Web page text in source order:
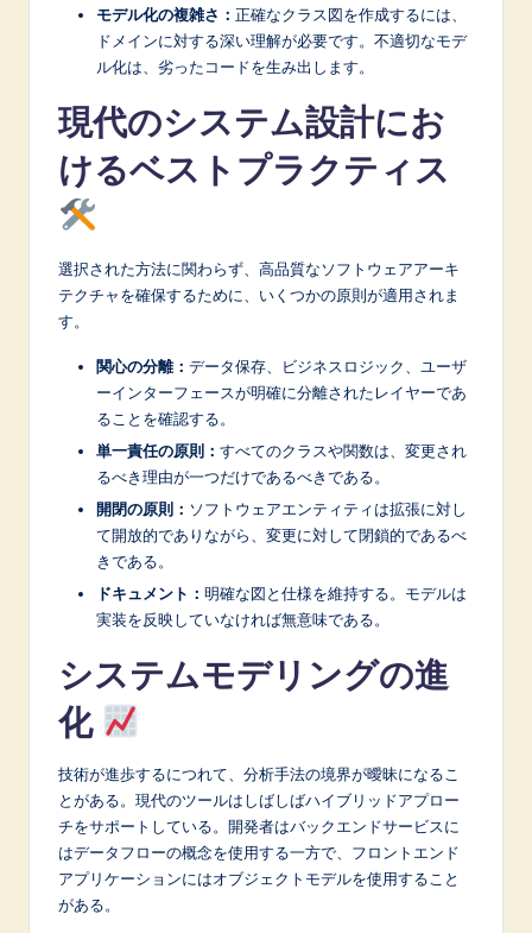
モデル化の複雑さ： 正確なクラス図を作成するには、
ドメインに対する深い理解が必要です。不適切なモデ
ル化は、劣ったコードを生み出します。
現代のシステム設計にお
けるベストプラクティス
選択された方法に関わらず、高品質なソフトウェアアーキ
テクチャを確保するために、いくつかの原則が適用されま
す。
関心の分離： データ保存、ビジネスロジック、ユーザ
ーインターフェースが明確に分離されたレイヤーであ
ることを確認する。
単一責任の原則： すべてのクラスや関数は、変更され
るべき理由が一つだけであるべきである。
開閉の原則： ソフトウェアエンティティは拡張に対し
て開放的でありながら、変更に対して閉鎖的であるべ
きである。
ドキュメント： 明確な図と仕様を維持する。モデルは
実装を反映していなければ無意味である。
システムモデリングの進
化
技術が進歩するにつれて、分析手法の境界が曖昧になるこ
とがある。現代のツールはしばしばハイブリッドアプロー
チをサポートしている。開発者はバックエンドサービスに
はデータフローの概念を使用する一方で、フロントエンド
アプリケーションにはオブジェクトモデルを使用すること
がある。